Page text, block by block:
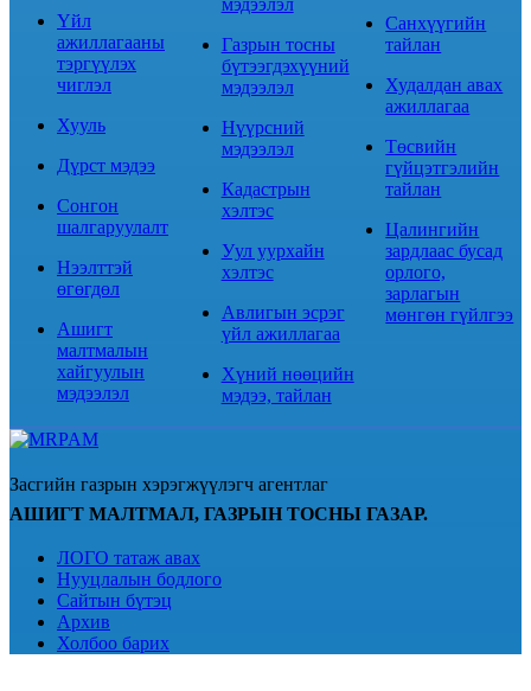
Үйл
ажиллагааны
тэргүүлэх
чиглэл
Хууль
Дүрст мэдээ
Сонгон
шалгаруулалт
Нээлттэй
өгөгдөл
Ашигт
малтмалын
хайгуулын
мэдээлэл
мэдээлэл
Газрын тосны
бүтээгдэхүүний
мэдээлэл
Нүүрсний
мэдээлэл
Кадастрын
хэлтэс
Уул уурхайн
хэлтэс
Авлигын эсрэг
үйл ажиллагаа
Хүний нөөцийн
мэдээ, тайлан
Санхүүгийн
тайлан
Худалдан авах
ажиллагаа
Төсвийн
гүйцэтгэлийн
тайлан
Цалингийн
зардлаас бусад
орлого,
зарлагын
мөнгөн гүйлгээ
Засгийн газрын хэрэгжүүлэгч агентлаг
АШИГТ МАЛТМАЛ, ГАЗРЫН ТОСНЫ ГАЗАР.
ЛОГО татаж авах
Нууцлалын бодлого
Сайтын бүтэц
Архив
Холбоо барих